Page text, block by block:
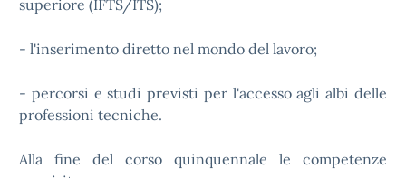
superiore (IFTS/ITS);
- l'inserimento diretto nel mondo del lavoro;
- percorsi e studi previsti per l'accesso agli albi delle
professioni tecniche.
Alla fine del corso quinquennale le competenze